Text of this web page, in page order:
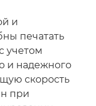
и
печатать
учетом
и надежного
скорость
при